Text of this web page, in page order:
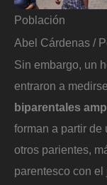
Población
Abel Cárdenas /
Sin embargo, un
entraron a
biparentales
forman a partir de
otros parientes,
parentesco con